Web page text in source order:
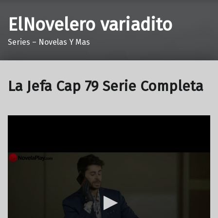
ElNovelero variadito
Series – Novelas Y Mas
La Jefa Cap 79 Serie Completa